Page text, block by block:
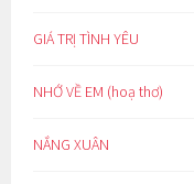
GIÁ TRỊ TÌNH YÊU
NHỚ VỀ EM (hoạ thơ)
NẮNG XUÂN